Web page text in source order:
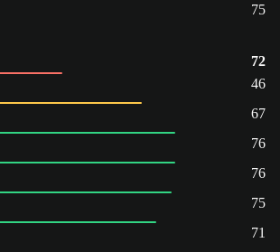
75
72
46
67
76
76
75
71